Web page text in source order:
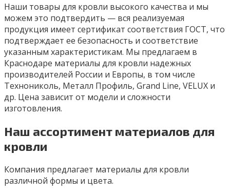
Наши товары для кровли высокого качества и мы
можем это подтвердить — вся реализуемая
продукция имеет сертификат соответствия ГОСТ, что
подтверждает ее безопасность и соответствие
указанным характеристикам. Мы предлагаем в
Краснодаре материалы для кровли надежных
производителей России и Европы, в том числе
Технониколь, Металл Профиль, Grand Line, VELUX и
др. Цена зависит от модели и сложности
изготовления.
Наш ассортимент материалов для
кровли
Компания предлагает материалы для кровли
различной формы и цвета.